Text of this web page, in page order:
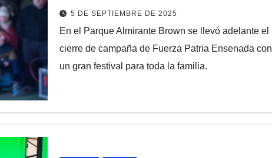
5 DE SEPTIEMBRE DE 2025
En el Parque Almirante Brown se llevó adelante el
cierre de campaña de Fuerza Patria Ensenada con
un gran festival para toda la familia.